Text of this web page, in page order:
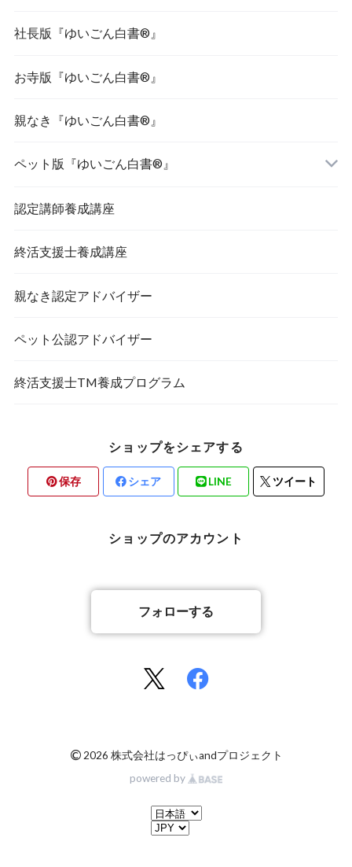
社長版『ゆいごん白書®』
お寺版『ゆいごん白書®』
親なき『ゆいごん白書®』
ペット版『ゆいごん白書®』
認定講師養成講座
終活支援士養成講座
親なき認定アドバイザー
ペット公認アドバイザー
終活支援士TM養成プログラム
ショップをシェアする
保存 シェア LINE ツイート
ショップのアカウント
フォローする
© 2026 株式会社はっぴぃandプロジェクト
powered by